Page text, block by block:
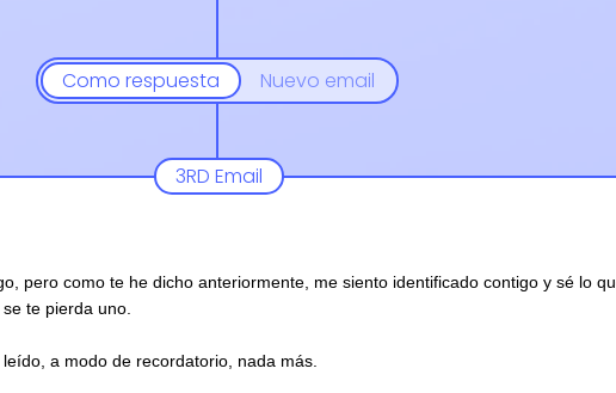
Como respuesta Nuevo email
3RD Email
pero como te he dicho anteriormente, me siento identificado contigo y sé lo
te pierda uno.
a modo de recordatorio, nada más.